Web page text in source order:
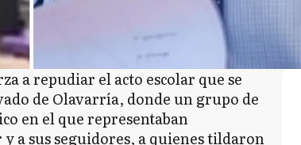
a repudiar el acto escolar que se
de Olavarría, donde un grupo de
en el que representaban
a sus seguidores, a quienes tildaron